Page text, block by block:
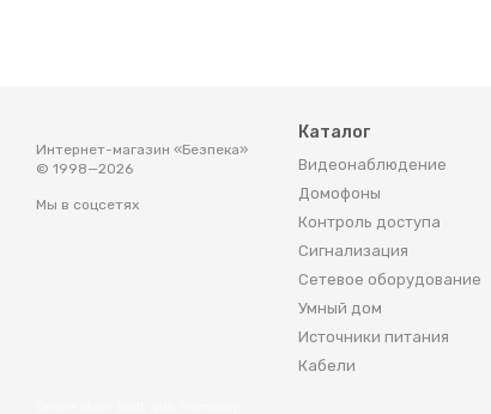
Интернет-магазин «Безпека»
© 1998—2026
Мы в соцсетях
Каталог
Видеонаблюдение
Домофоны
Контроль доступа
Сигнализация
Сетевое оборудование
Умный дом
Источники питания
Кабели